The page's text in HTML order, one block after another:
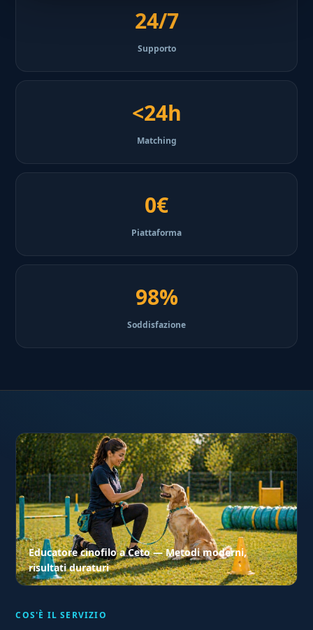
24/7
Supporto
<24h
Matching
0€
Piattaforma
98%
Soddisfazione
Educatore cinofilo a Ceto — Metodi moderni,
risultati duraturi
COS'È IL SERVIZIO